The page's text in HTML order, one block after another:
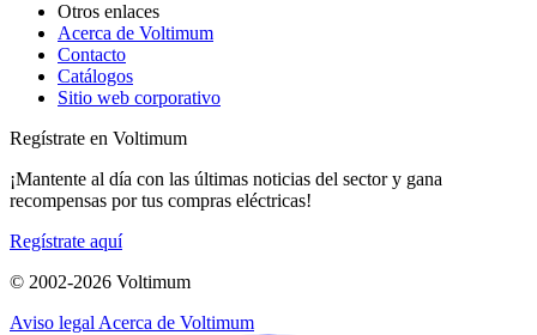
Otros enlaces
Acerca de Voltimum
Contacto
Catálogos
Sitio web corporativo
Regístrate en Voltimum
¡Mantente al día con las últimas noticias del sector y gana
recompensas por tus compras eléctricas!
Regístrate aquí
© 2002-2026 Voltimum
Aviso legal Acerca de Voltimum